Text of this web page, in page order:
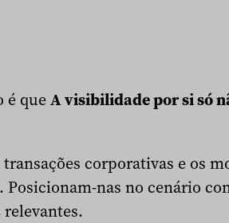
é queA visibilidade por si só
corporativas e os
Posicionam-nas no cenário